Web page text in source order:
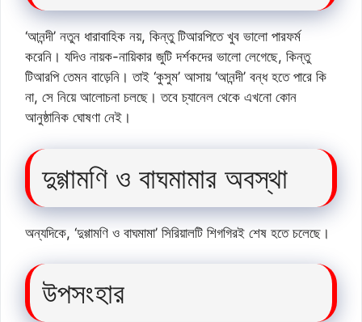
‘আনন্দী’ নতুন ধারাবাহিক নয়, কিন্তু টিআরপিতে খুব ভালো পারফর্ম
করেনি। যদিও নায়ক-নায়িকার জুটি দর্শকদের ভালো লেগেছে, কিন্তু
টিআরপি তেমন বাড়েনি। তাই ‘কুসুম’ আসায় ‘আনন্দী’ বন্ধ হতে পারে কি
না, সে নিয়ে আলোচনা চলছে। তবে চ্যানেল থেকে এখনো কোন
আনুষ্ঠানিক ঘোষণা নেই।
দুগ্গামণি ও বাঘমামার অবস্থা
অন্যদিকে, ‘দুগ্গামণি ও বাঘমামা’ সিরিয়ালটি শিগগিরই শেষ হতে চলেছে।
উপসংহার